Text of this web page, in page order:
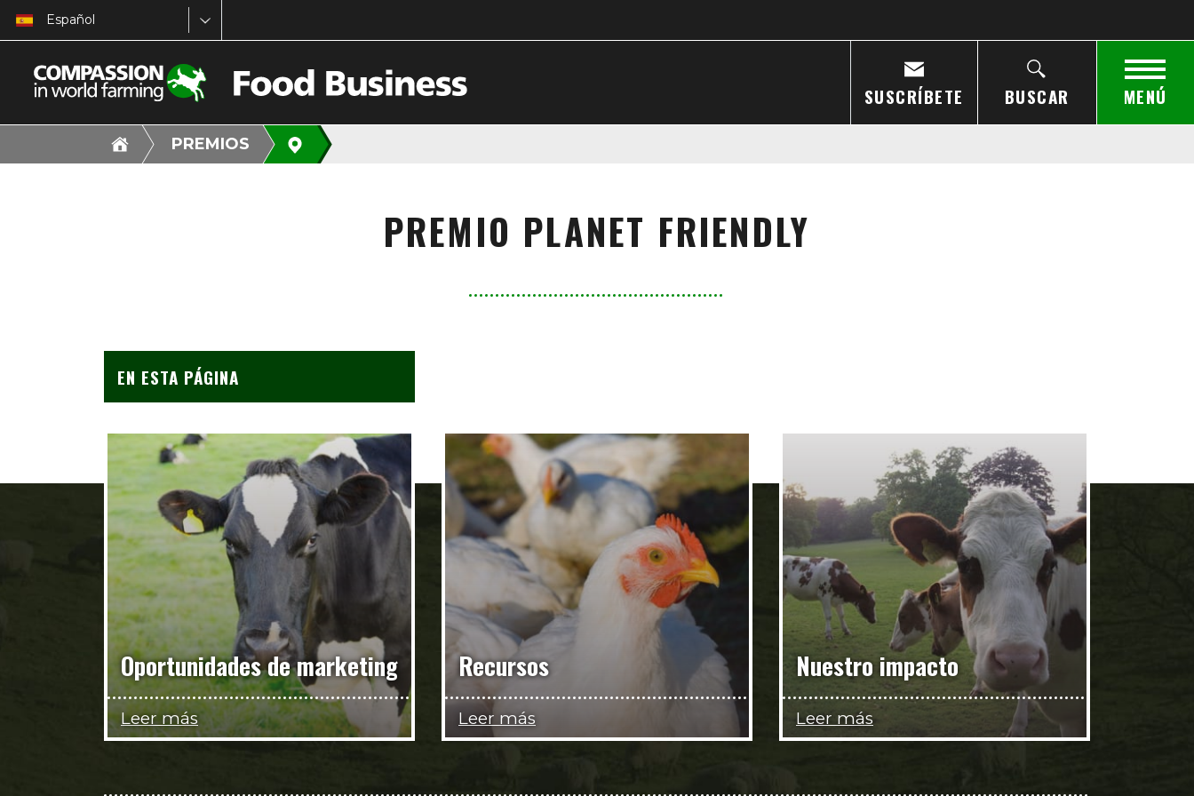
Español
SUSCRÍBETE BUSCAR MENÚ
PREMIOS
PREMIO PLANET FRIENDLY
EN ESTA PÁGINA
Oportunidades de marketing
Leer más
Recursos
Leer más
Nuestro impacto
Leer más